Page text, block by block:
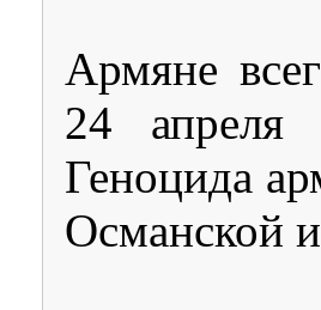
Армяне
24 апреля
Геноцида
Османской